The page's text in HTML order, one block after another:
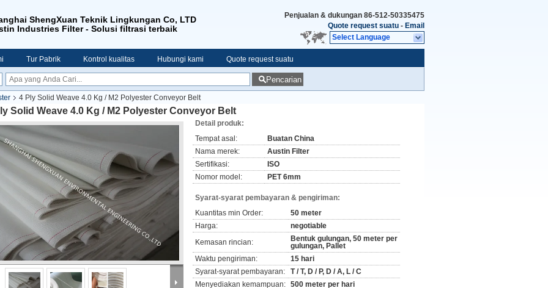
ShengXuan Teknik Lingkungan Co, LTD
Industries Filter - Solusi filtrasi terbaik
Penjualan & dukungan 86-512-50335475
Quote request suatu - Email
Select Language
Tur Pabrik Kontrol kualitas Hubungi kami Quote request suatu
Pencarian
4 Ply Solid Weave 4.0 Kg / M2 Polyester Conveyor Belt
Solid Weave 4.0 Kg / M2 Polyester Conveyor Belt
Detail produk:
Tempat asal:
Buatan China
Nama merek:
Austin Filter
Sertifikasi:
ISO
Nomor model:
PET 6mm
Syarat-syarat pembayaran & pengiriman:
Kuantitas min Order:
50 meter
Harga:
negotiable
Kemasan rincian:
Bentuk gulungan, 50 meter per
gulungan, Pallet
Waktu pengiriman:
15 hari
Syarat-syarat pembayaran:
T / T, D / P, D / A, L / C
Menyediakan kemampuan: 500 meter per hari